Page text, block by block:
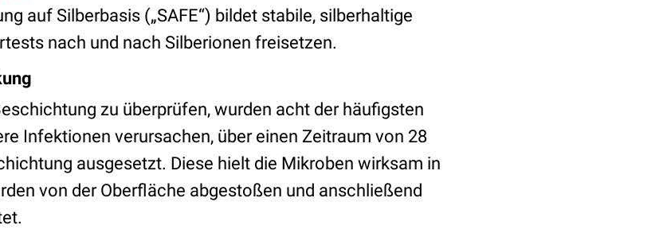
auf Silberbasis („SAFE“) bildet stabile, silberhaltige
nach und nach Silberionen freisetzen.
zu überprüfen, wurden acht der häufigsten
Infektionen verursachen, über einen Zeitraum von 28
ausgesetzt. Diese hielt die Mikroben wirksam in
von der Oberfläche abgestoßen und anschließend